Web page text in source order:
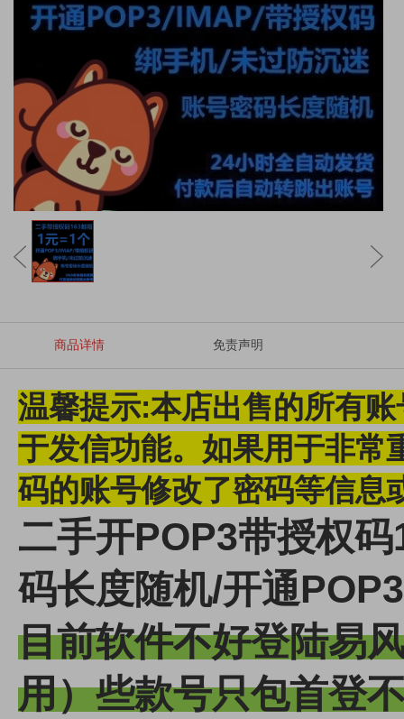
商品详情 免责声明
温馨提示:本店出售的所有
于发信功能。 如果用于非常
码的账号修改了密码等信息
二手开POP3带授权
码长度随机/开通
目前软件不好登陆易
用）些款号只包首登